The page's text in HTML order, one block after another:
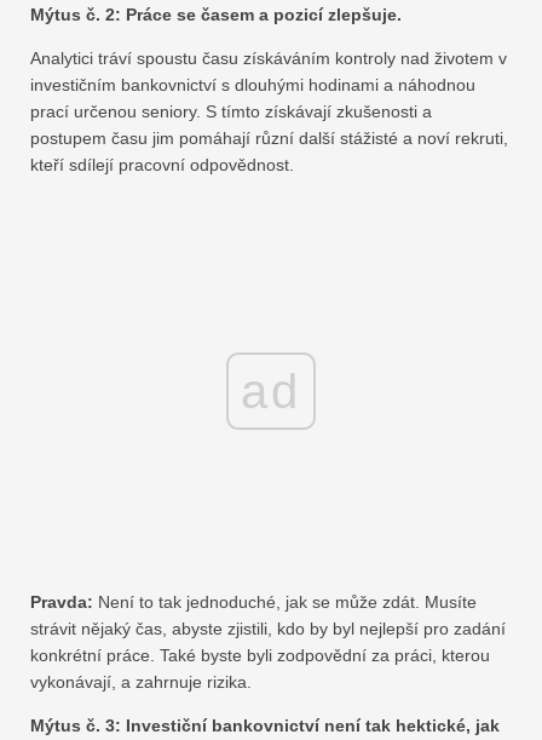
Mýtus č. 2: Práce se časem a pozicí zlepšuje.
Analytici tráví spoustu času získáváním kontroly nad životem v
investičním bankovnictví s dlouhými hodinami a náhodnou
prací určenou seniory. S tímto získávají zkušenosti a
postupem času jim pomáhají různí další stážisté a noví rekruti,
kteří sdílejí pracovní odpovědnost.
ad
Pravda: Není to tak jednoduché, jak se může zdát. Musíte
strávit nějaký čas, abyste zjistili, kdo by byl nejlepší pro zadání
konkrétní práce. Také byste byli zodpovědní za práci, kterou
vykonávají, a zahrnuje rizika.
Mýtus č. 3: Investiční bankovnictví není tak hektické, jak